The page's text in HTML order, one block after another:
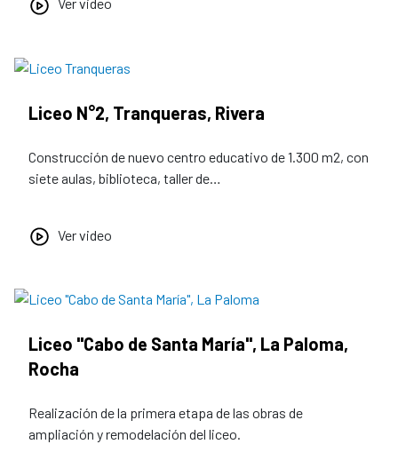
Liceo N°2, Tranqueras, Rivera
Construcción de nuevo centro educativo de 1.300 m2, con
siete aulas, biblioteca, taller de…
Ver video
Liceo "Cabo de Santa María", La Paloma,
Rocha
Realización de la primera etapa de las obras de
ampliación y remodelación del liceo.